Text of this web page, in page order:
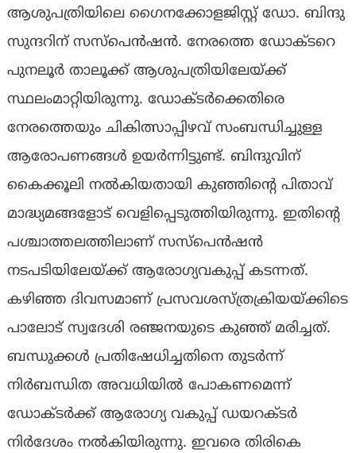
ആശുപത്രിയിലെ ഗൈനക്കോളജിസ്റ്റ് ഡോ. ബിന്ദു
സുന്ദറിന് സസ്‌പെൻഷൻ. നേരത്തെ ഡോക്‌ടറെ
പുനലൂർ താലൂക്ക് ആശുപത്രിയിലേയ്ക്ക്
സ്ഥലംമാറ്റിയിരുന്നു. ഡോക്‌ടർക്കെതിരെ
നേരത്തെയും ചികിത്സാപ്പിഴവ് സംബന്ധിച്ചുള്ള
ആരോപണങ്ങൾ ഉയർന്നിട്ടുണ്ട്. ബിന്ദുവിന്
കൈക്കൂലി നൽകിയതായി കുഞ്ഞിന്റെ പിതാവ്
മാദ്ധ്യമങ്ങളോട് വെളിപ്പെടുത്തിയിരുന്നു. ഇതിന്റെ
പശ്ചാത്തലത്തിലാണ് സസ്‌പെൻഷൻ
നടപടിയിലേയ്ക്ക് ആരോഗ്യവകുപ്പ് കടന്നത്.
കഴിഞ്ഞ ദിവസമാണ് പ്രസവശസ്‌ത്രക്രിയയ്‌ക്കിടെ
പാലോട് സ്വദേശി രഞ്ജനയുടെ കുഞ്ഞ് മരിച്ചത്.
ബന്ധുക്കൾ പ്രതിഷേധിച്ചതിനെ തുടർന്ന്
നിർബന്ധിത അവധിയിൽ പോകണമെന്ന്
ഡോക്‌ടർക്ക് ആരോഗ്യ വകുപ്പ് ഡയറക്‌ടർ
നിർദേശം നൽകിയിരുന്നു. ഇവരെ തിരികെ